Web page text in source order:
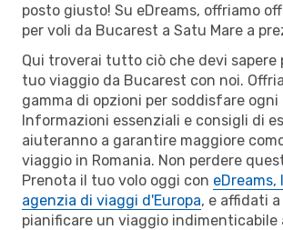
posto giusto! Su eDreams, offriamo
per voli da Bucarest a Satu Mare a
Qui troverai tutto ciò che devi sapere
tuo viaggio da Bucarest con noi.
gamma di opzioni per soddisfare
Informazioni essenziali e consigli di
aiuteranno a garantire maggiore
viaggio in Romania. Non perdere
Prenota il tuo volo oggi con eDreams,
agenzia di viaggi d'Europa, e affidati
pianificare un viaggio indimenticabile